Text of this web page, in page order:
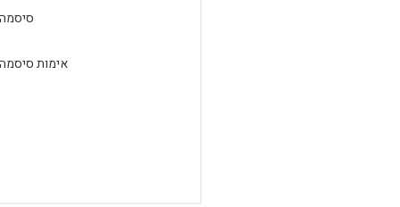
אימות